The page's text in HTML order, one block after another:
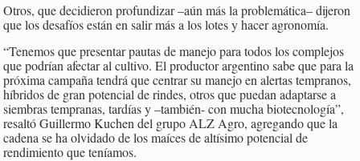
Otros, que decidieron profundizar –aún más la problemática– dijeron
que los desafíos están en salir más a los lotes y hacer agronomía.
“Tenemos que presentar pautas de manejo para todos los complejos
que podrían afectar al cultivo. El productor argentino sabe que para la
próxima campaña tendrá que centrar su manejo en alertas tempranos,
híbridos de gran potencial de rindes, otros que puedan adaptarse a
siembras tempranas, tardías y –también- con mucha biotecnología”,
resaltó Guillermo Kuchen del grupo ALZ Agro, agregando que la
cadena se ha olvidado de los maíces de altísimo potencial de
rendimiento que teníamos.